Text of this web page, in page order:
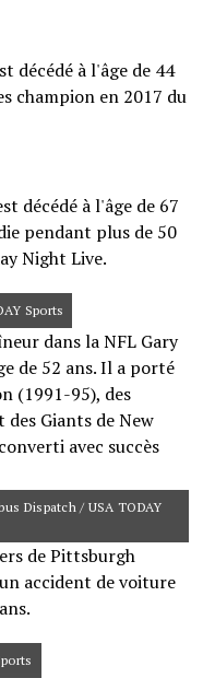
décédé à l'âge de 44
champion en 2017 du
décédé à l'âge de 67
pendant plus de 50
Night Live.
Sports
dans la NFL Gary
de 52 ans. Il a porté
(1991-95), des
des Giants de New
avec succès
Dispatch / USA TODAY
de Pittsburgh
accident de voiture